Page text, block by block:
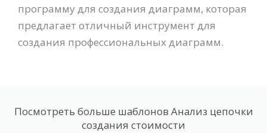
программу для создания диаграмм, которая
предлагает отличный инструмент для
создания профессиональных диаграмм.
Посмотреть больше шаблонов Анализ цепочки
создания стоимости